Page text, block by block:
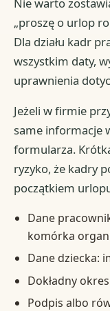
„proszę o urlop
Dla działu kadr
wszystkim daty,
uprawnienia
Jeżeli w firmie
same informacje
formularza.
ryzyko, że kadry
początkiem
Dane
komórka
Dane dziecka:
Dokładny
Podpis albo